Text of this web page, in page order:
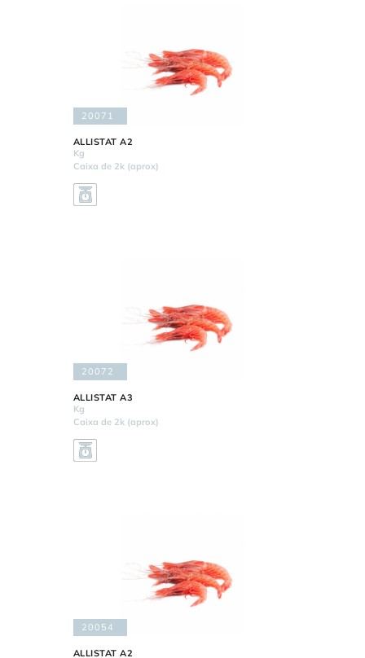
20071
ALLISTAT A2
Kg
Caixa de 2k (aprox)
20072
ALLISTAT A3
Kg
Caixa de 2k (aprox)
20054
ALLISTAT A2